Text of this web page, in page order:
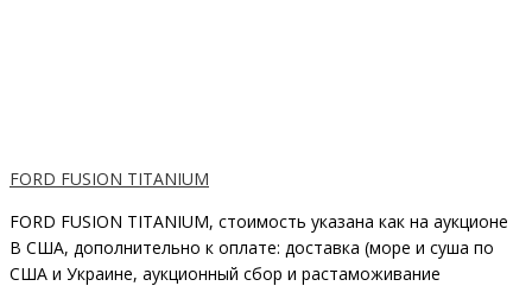
FORD FUSION TITANIUM
FORD FUSION TITANIUM, стоимость указана как на аукционе
В США, дополнительно к оплате: доставка (море и суша по
США и Украине, аукционный сбор и растаможивание